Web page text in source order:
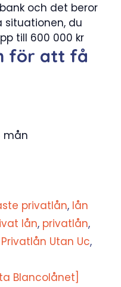
och det beror
situationen, du
till 600 000 kr
för att få
mån
privatlån, lån
lån, privatlån,
Privatlån Utan Uc,
Blancolånet]